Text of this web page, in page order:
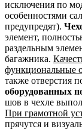
исключения по
особенностями
предупредят).
элемент,
раздельным
багажника.
функциональные
также отверстия
оборудованных
шов в чехле
При грамотной
прячутся и